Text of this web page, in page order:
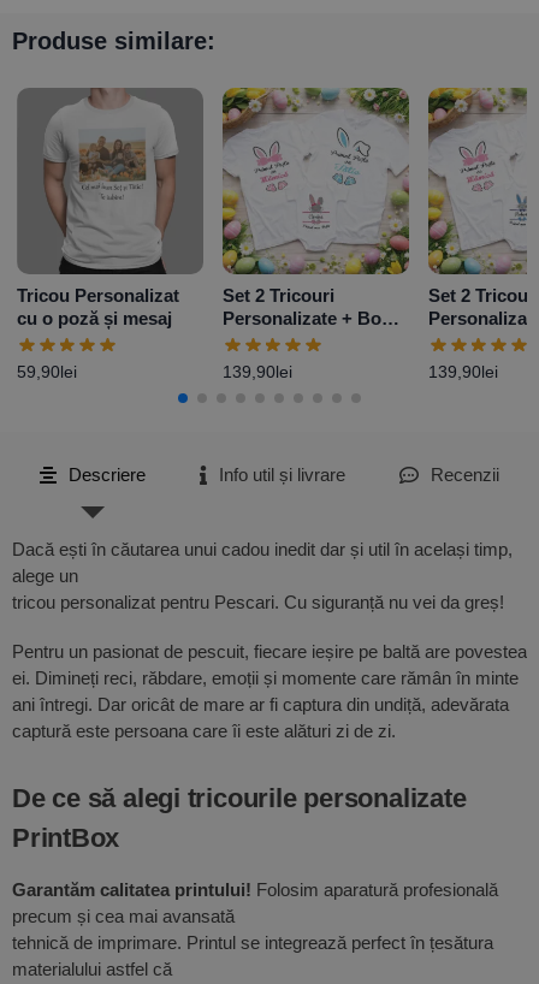
Produse similare:
Tricou Personalizat
cu o poză și mesaj
59,90lei
Set 2 Tricouri
Personalizate + Body
– Primul Paște Baby
Girl
139,90lei
Set 2
– Primul
Boy
139,90lei
Descriere Info util și livrare Recenzii
Dacă ești în căutarea unui cadou inedit dar și util în același timp,
alege un
tricou personalizat pentru Pescari. Cu siguranță nu vei da greș!
Pentru un pasionat de pescuit, fiecare ieșire pe baltă are povestea
ei. Dimineți reci, răbdare, emoții și momente care rămân în minte
ani întregi. Dar oricât de mare ar fi captura din undiță, adevărata
captură este persoana care îi este alături zi de zi.
De ce să alegi tricourile personalizate
PrintBox
Garantăm calitatea printului! Folosim aparatură profesională
precum și cea mai avansată
tehnică de imprimare. Printul se integrează perfect în țesătura
materialului astfel că